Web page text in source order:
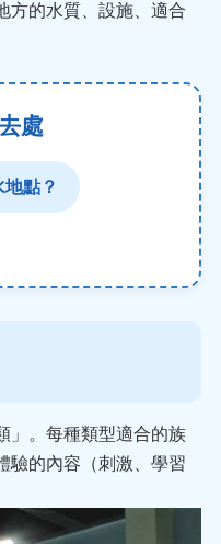
方的水質、設施、適合
處
點？
」。每種類型適合的族
驗的內容（刺激、學習